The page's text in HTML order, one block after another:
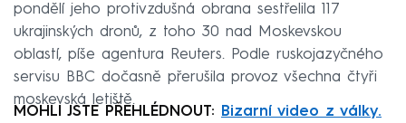
pondělí jeho protivzdušná obrana sestřelila 117
ukrajinských dronů, z toho 30 nad Moskevskou
oblastí, píše agentura Reuters. Podle ruskojazyčného
servisu BBC dočasně přerušila provoz všechna čtyři
moskevská letiště.
MOHLI JSTE PŘEHLÉDNOUT:
Bizarní video z války.